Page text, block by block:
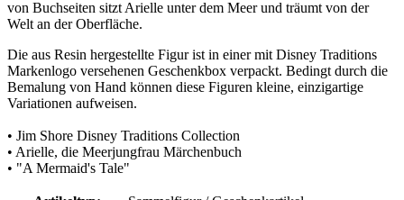
von Buchseiten sitzt Arielle unter dem Meer und träumt von der
Welt an der Oberfläche.
Die aus Resin hergestellte Figur ist in einer mit Disney Traditions
Markenlogo versehenen Geschenkbox verpackt. Bedingt durch die
Bemalung von Hand können diese Figuren kleine, einzigartige
Variationen aufweisen.
• Jim Shore Disney Traditions Collection
• Arielle, die Meerjungfrau Märchenbuch
• "A Mermaid's Tale"